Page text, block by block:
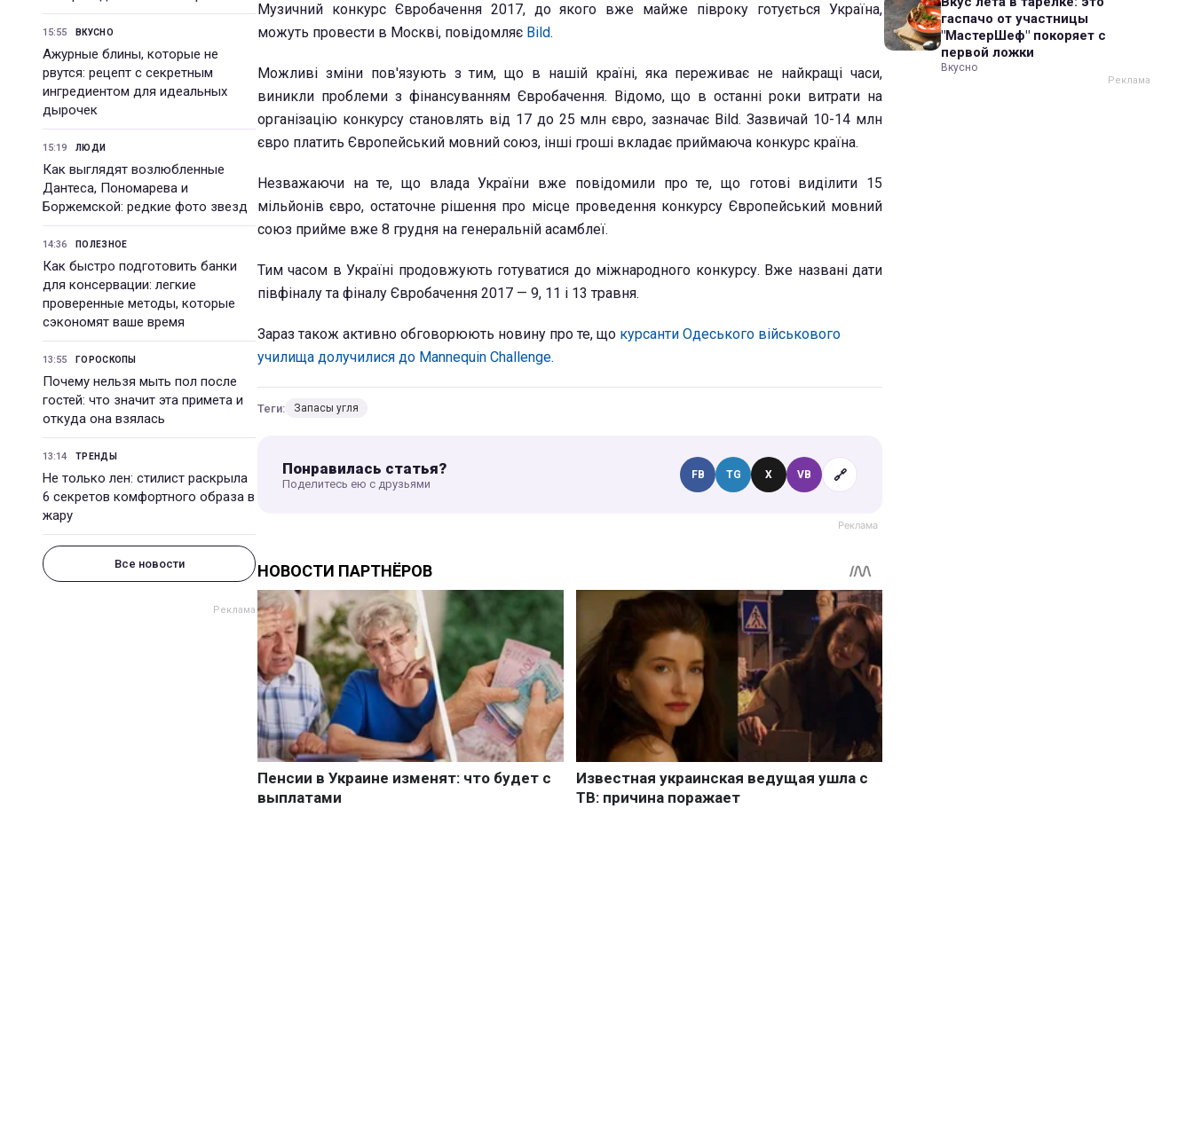
15:55 ВКУСНО
Ажурные блины, которые не
рвутся: рецепт с секретным
ингредиентом для идеальных
дырочек
15:19 ЛЮДИ
Как выглядят возлюбленные
Дантеса, Пономарева и
Боржемской: редкие фото звезд
14:36 ПОЛЕЗНОЕ
Как быстро подготовить банки
для консервации: легкие
проверенные методы, которые
сэкономят ваше время
13:55 ГОРОСКОПЫ
Почему нельзя мыть пол после
гостей: что значит эта примета и
откуда она взялась
13:14 ТРЕНДЫ
Не только лен: стилист раскрыла
6 секретов комфортного образа в
жару
Все новости
Музичний конкурс Євробачення 2017, до якого вже майже півроку готується Україна,
можуть провести в Москві, повідомляє Bild.
Можливі зміни пов'язують з тим, що в нашій країні, яка переживає не найкращі часи,
виникли проблеми з фінансуванням Євробачення. Відомо, що в останні роки витрати на
організацію конкурсу становлять від 17 до 25 млн євро, зазначає Bild. Зазвичай 10-14 млн
євро платить Європейський мовний союз, інші гроші вкладає приймаюча конкурс країна.
Незважаючи на те, що влада України вже повідомили про те, що готові виділити 15
мільйонів євро, остаточне рішення про місце проведення конкурсу Європейський мовний
союз прийме вже 8 грудня на генеральній асамблеї.
Тим часом в Україні продовжують готуватися до міжнародного конкурсу. Вже названі дати
півфіналу та фіналу Євробачення 2017 — 9, 11 і 13 травня.
Зараз також активно обговорюють новину про те, що курсанти Одеського військового
училища долучилися до Mannequin Challenge.
Теги: Запасы угля
Понравилась статья?
Поделитесь ею с друзьями
FB TG X VB 🔗
гаспачо от участницы
"МастерШеф" покоряет с
первой ложки
Вкусно